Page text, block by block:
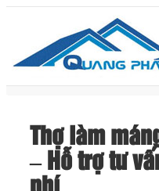
Thợ làm
– Hỗ trợ tư
phí